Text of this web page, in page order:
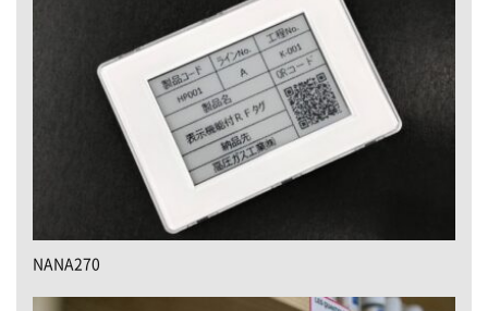
NANA270